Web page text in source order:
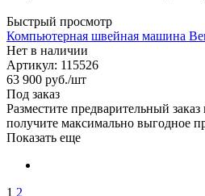
Быстрый просмотр
Компьютерная швейная машина
Нет в наличии
Артикул: 115526
63 900 руб./шт
Под заказ
Разместите предварительный
получите максимально выгодное
Показать еще
1 2